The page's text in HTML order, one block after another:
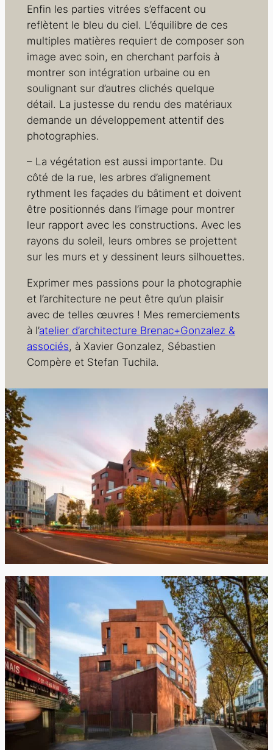
Enfin les parties vitrées s’effacent ou
reflètent le bleu du ciel. L’équilibre de ces
multiples matières requiert de composer son
image avec soin, en cherchant parfois à
montrer son intégration urbaine ou en
soulignant sur d’autres clichés quelque
détail. La justesse du rendu des matériaux
demande un développement attentif des
photographies.
– La végétation est aussi importante. Du
côté de la rue, les arbres d’alignement
rythment les façades du bâtiment et doivent
être positionnés dans l’image pour montrer
leur rapport avec les constructions. Avec les
rayons du soleil, leurs ombres se projettent
sur les murs et y dessinent leurs silhouettes.
Exprimer mes passions pour la photographie
et l’architecture ne peut être qu’un plaisir
avec de telles œuvres ! Mes remerciements
à l’atelier d’architecture Brenac+Gonzalez &
associés, à Xavier Gonzalez, Sébastien
Compère et Stefan Tuchila.